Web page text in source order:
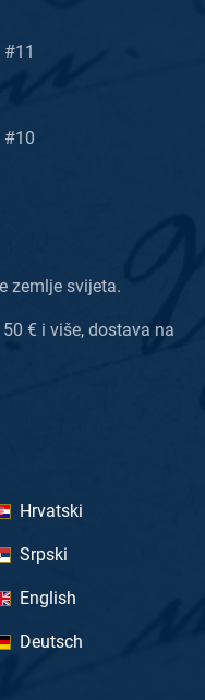
#10
zemlje svijeta.
€ i više, dostava na
Hrvatski
Srpski
English
Deutsch